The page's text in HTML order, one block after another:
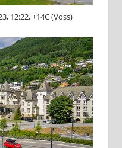
12:22, +14C (Voss)